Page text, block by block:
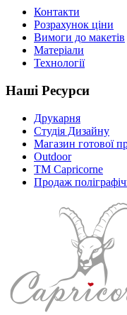
Контакти
Розрахунок ціни
Вимоги до макетів
Матеріали
Технології
Наші Ресурси
Друкарня
Студія Дизайну
Магазин готової
Outdoor
TM Capricorne
Продаж